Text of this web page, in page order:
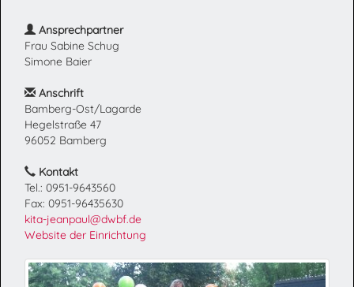
Ansprechpartner
Frau Sabine Schug
Simone Baier
Anschrift
Bamberg-Ost/Lagarde
Hegelstraße 47
96052 Bamberg
Kontakt
Tel.: 0951-9643560
Fax: 0951-96435630
kita-jeanpaul@dwbf.de
Website der Einrichtung